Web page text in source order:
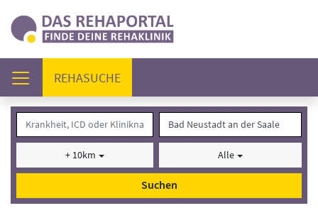
REHASUCHE(AKTUELL)
+ 10km Alle
Suchen